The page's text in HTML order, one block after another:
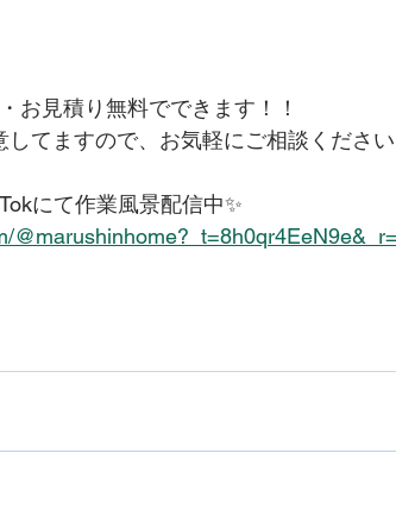
お見積り無料でできます！！
てますので、お気軽にご相談ください
にて作業風景配信中✨